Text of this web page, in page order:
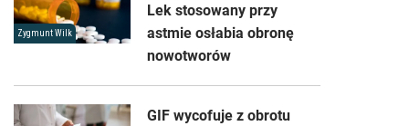
Zygmunt Wilk
Lek stosowany przy
astmie osłabia obronę
nowotworów
GIF wycofuje z obrotu